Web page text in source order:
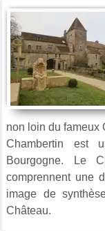
non loin du fameux
Chambertin est
Bourgogne. Le
comprennent une
image de
Château.